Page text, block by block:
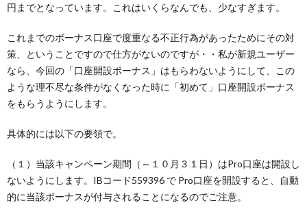
円までとなっています。これはいくらなんでも、少なすぎます。
これまでのボーナス口座で度重なる不正行為があったためにその対
策、ということですので仕方がないのですが・・私が新規ユーザー
なら、今回の「口座開設ボーナス」はもらわないようにして、この
ような理不尽な条件がなくなった時に「初めて」口座開設ボーナス
をもらうようにします。
具体的には以下の要領で。
（１）当該キャンペーン期間（～１０月３１日）はPro口座は開設し
ないようにします。IBコード559396 で Pro口座を開設すると、自動
的に当該ボーナスが付与されることになるのでご注意。